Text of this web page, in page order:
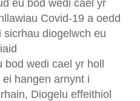
eu bod wedi cael yr
Covid-19 a oedd
diogelwch eu
bod wedi cael yr holl
hangen arnynt i
Diogelu effeithiol